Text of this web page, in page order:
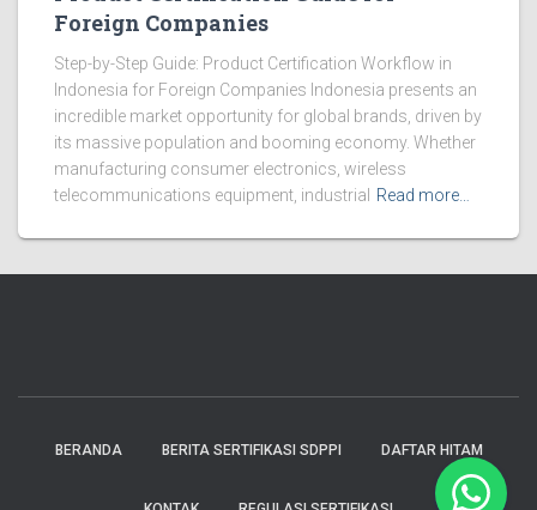
Foreign Companies
Step-by-Step Guide: Product Certification Workflow in
Indonesia for Foreign Companies Indonesia presents an
incredible market opportunity for global brands, driven by
its massive population and booming economy. Whether
manufacturing consumer electronics, wireless
telecommunications equipment, industrial
Read more…
BERANDA BERITA SERTIFIKASI SDPPI DAFTAR HITAM